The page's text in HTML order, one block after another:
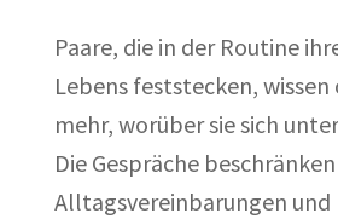
Paare, die in der Routine
Lebens feststecken,
mehr, worüber sie sich
Die Gespräche
Alltagsvereinbarungen und